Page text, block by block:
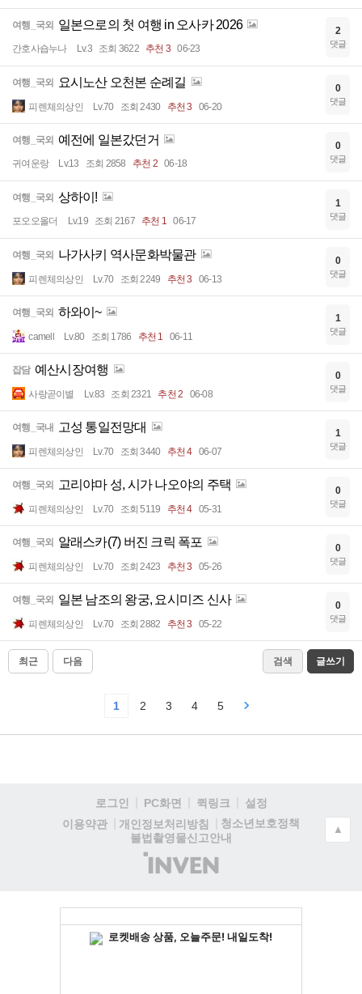
여행_국외 일본으로의 첫 여행 in 오사카 2026
간호사숍누나 Lv.3 조회 3622 추천 3 06-23
2
댓글
여행_국외 요시노산 오천본 순례길
피렌체의상인 Lv.70 조회 2430 추천 3 06-20
0
댓글
여행_국외 예전에 일본갔던거
귀여운랑 Lv.13 조회 2858 추천 2 06-18
0
댓글
여행_국외 상하이!
포오오올더 Lv.19 조회 2167 추천 1 06-17
1
댓글
여행_국외 나가사키 역사문화박물관
피렌체의상인 Lv.70 조회 2249 추천 3 06-13
0
댓글
여행_국외 하와이~
camell Lv.80 조회 1786 추천 1 06-11
1
댓글
잡담 예산시장여행
사랑곧이별 Lv.83 조회 2321 추천 2 06-08
0
댓글
여행_국내 고성 통일전망대
피렌체의상인 Lv.70 조회 3440 추천 4 06-07
1
댓글
여행_국외 고리야마 성, 시가 나오야의 주택
피렌체의상인 Lv.70 조회 5119 추천 4 05-31
0
댓글
여행_국외 알래스카(7) 버진 크릭 폭포
피렌체의상인 Lv.70 조회 2423 추천 3 05-26
0
댓글
여행_국외 일본 남조의 왕궁, 요시미즈 신사
피렌체의상인 Lv.70 조회 2882 추천 3 05-22
0
댓글
최근 다음 검색 글쓰기
1 2 3 4 5
로그인 PC화면 퀵링크
설정
이용약관
개인정보처리방침
청소년보호정책
불법촬영물신고안내
(주)
인
▲